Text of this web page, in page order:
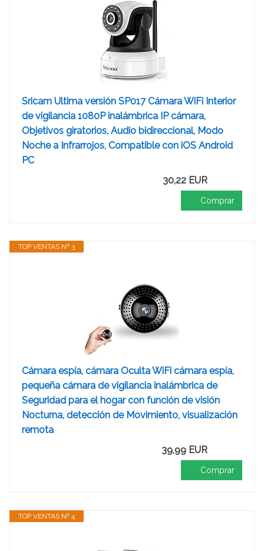
Sricam Ultima versión SP017 Cámara WiFi Interior
de vigilancia 1080P inalámbrica IP cámara,
Objetivos giratorios, Audio bidireccional, Modo
Noche a Infrarrojos, Compatible con iOS Android
PC
30,22 EUR
Comprar
TOP VENTAS Nº 3
Cámara espía, cámara Oculta WiFi cámara espía,
pequeña cámara de vigilancia inalámbrica de
Seguridad para el hogar con función de visión
Nocturna, detección de Movimiento, visualización
remota
39,99 EUR
Comprar
TOP VENTAS Nº 4